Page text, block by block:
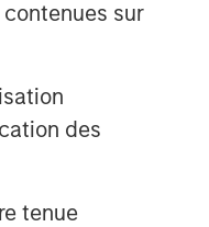
sur
des
tenue